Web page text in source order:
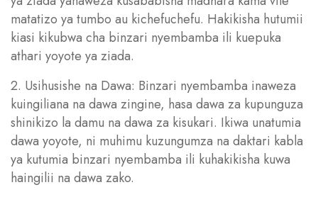
matatizo ya tumbo au kichefuchefu. Hakikisha hutumii
kiasi kikubwa cha binzari nyembamba ili kuepuka
athari yoyote ya ziada.
2. Usihusishe na Dawa: Binzari nyembamba inaweza
kuingiliana na dawa zingine, hasa dawa za kupunguza
shinikizo la damu na dawa za kisukari. Ikiwa unatumia
dawa yoyote, ni muhimu kuzungumza na daktari kabla
ya kutumia binzari nyembamba ili kuhakikisha kuwa
haingilii na dawa zako.